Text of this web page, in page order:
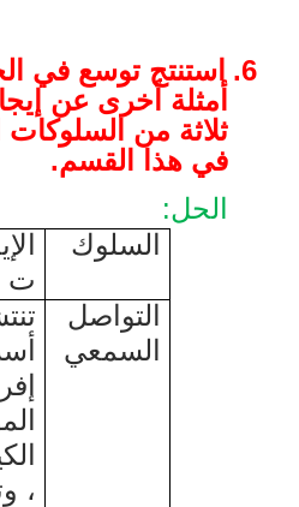
6.
أمثلة أخرى عن
ثلاثة من
في هذا القسم.
الحل:
السلوك
ت
التواصل
السمعي
،